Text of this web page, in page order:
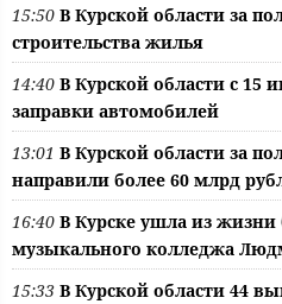
15:50 В Курской области за
строительства жилья
14:40 В Курской области с 15
заправки автомобилей
13:01 В Курской области за
направили более 60 млрд
16:40 В Курске ушла из
музыкального колледжа
15:33 В Курской области 44